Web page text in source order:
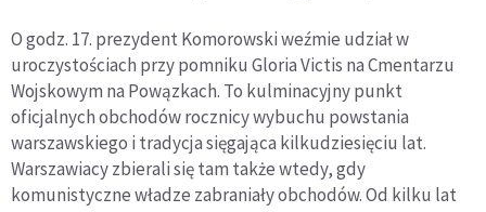
O godz. 17. prezydent Komorowski weźmie udział w
uroczystościach przy pomniku Gloria Victis na Cmentarzu
Wojskowym na Powązkach. To kulminacyjny punkt
oficjalnych obchodów rocznicy wybuchu powstania
warszawskiego i tradycja sięgająca kilkudziesięciu lat.
Warszawiacy zbierali się tam także wtedy, gdy
komunistyczne władze zabraniały obchodów. Od kilku lat